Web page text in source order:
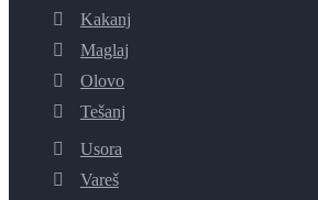
Kakanj
Maglaj
Olovo
Tešanj
Usora
Vareš